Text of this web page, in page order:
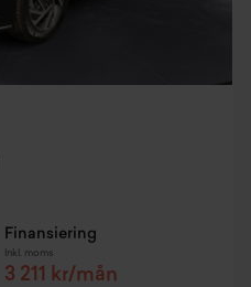
Finansiering
Inkl. moms
3 211 kr/mån